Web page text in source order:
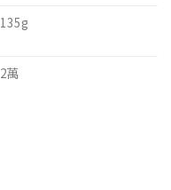
135g
2萬